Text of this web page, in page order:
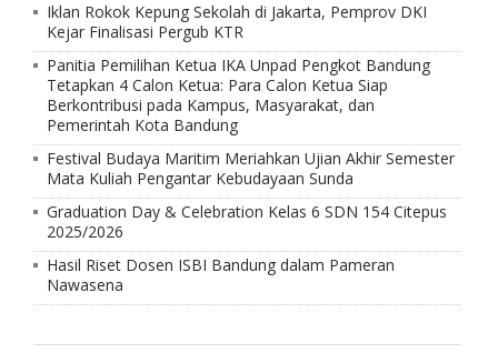
Iklan Rokok Kepung Sekolah di Jakarta, Pemprov DKI
Kejar Finalisasi Pergub KTR
Panitia Pemilihan Ketua IKA Unpad Pengkot Bandung
Tetapkan 4 Calon Ketua: Para Calon Ketua Siap
Berkontribusi pada Kampus, Masyarakat, dan
Pemerintah Kota Bandung
Festival Budaya Maritim Meriahkan Ujian Akhir Semester
Mata Kuliah Pengantar Kebudayaan Sunda
Graduation Day & Celebration Kelas 6 SDN 154 Citepus
2025/2026
Hasil Riset Dosen ISBI Bandung dalam Pameran
Nawasena